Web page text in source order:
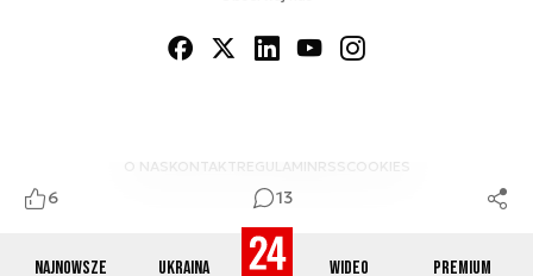
Najnowsze Ukraina Wideo Premium
6 13
O NAS KONTAKTREGULAMINRSS COOKIES